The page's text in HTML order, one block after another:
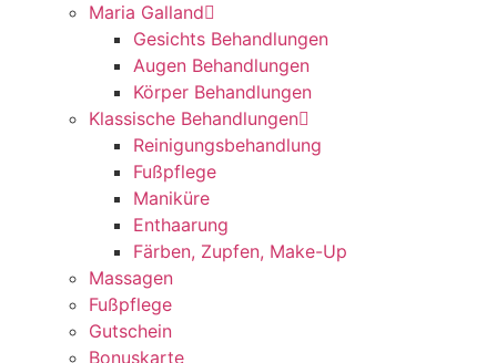
Maria Galland
Gesichts Behandlungen
Augen Behandlungen
Körper Behandlungen
Klassische Behandlungen
Reinigungsbehandlung
Fußpflege
Maniküre
Enthaarung
Färben, Zupfen, Make-Up
Massagen
Fußpflege
Gutschein
Bonuskarte